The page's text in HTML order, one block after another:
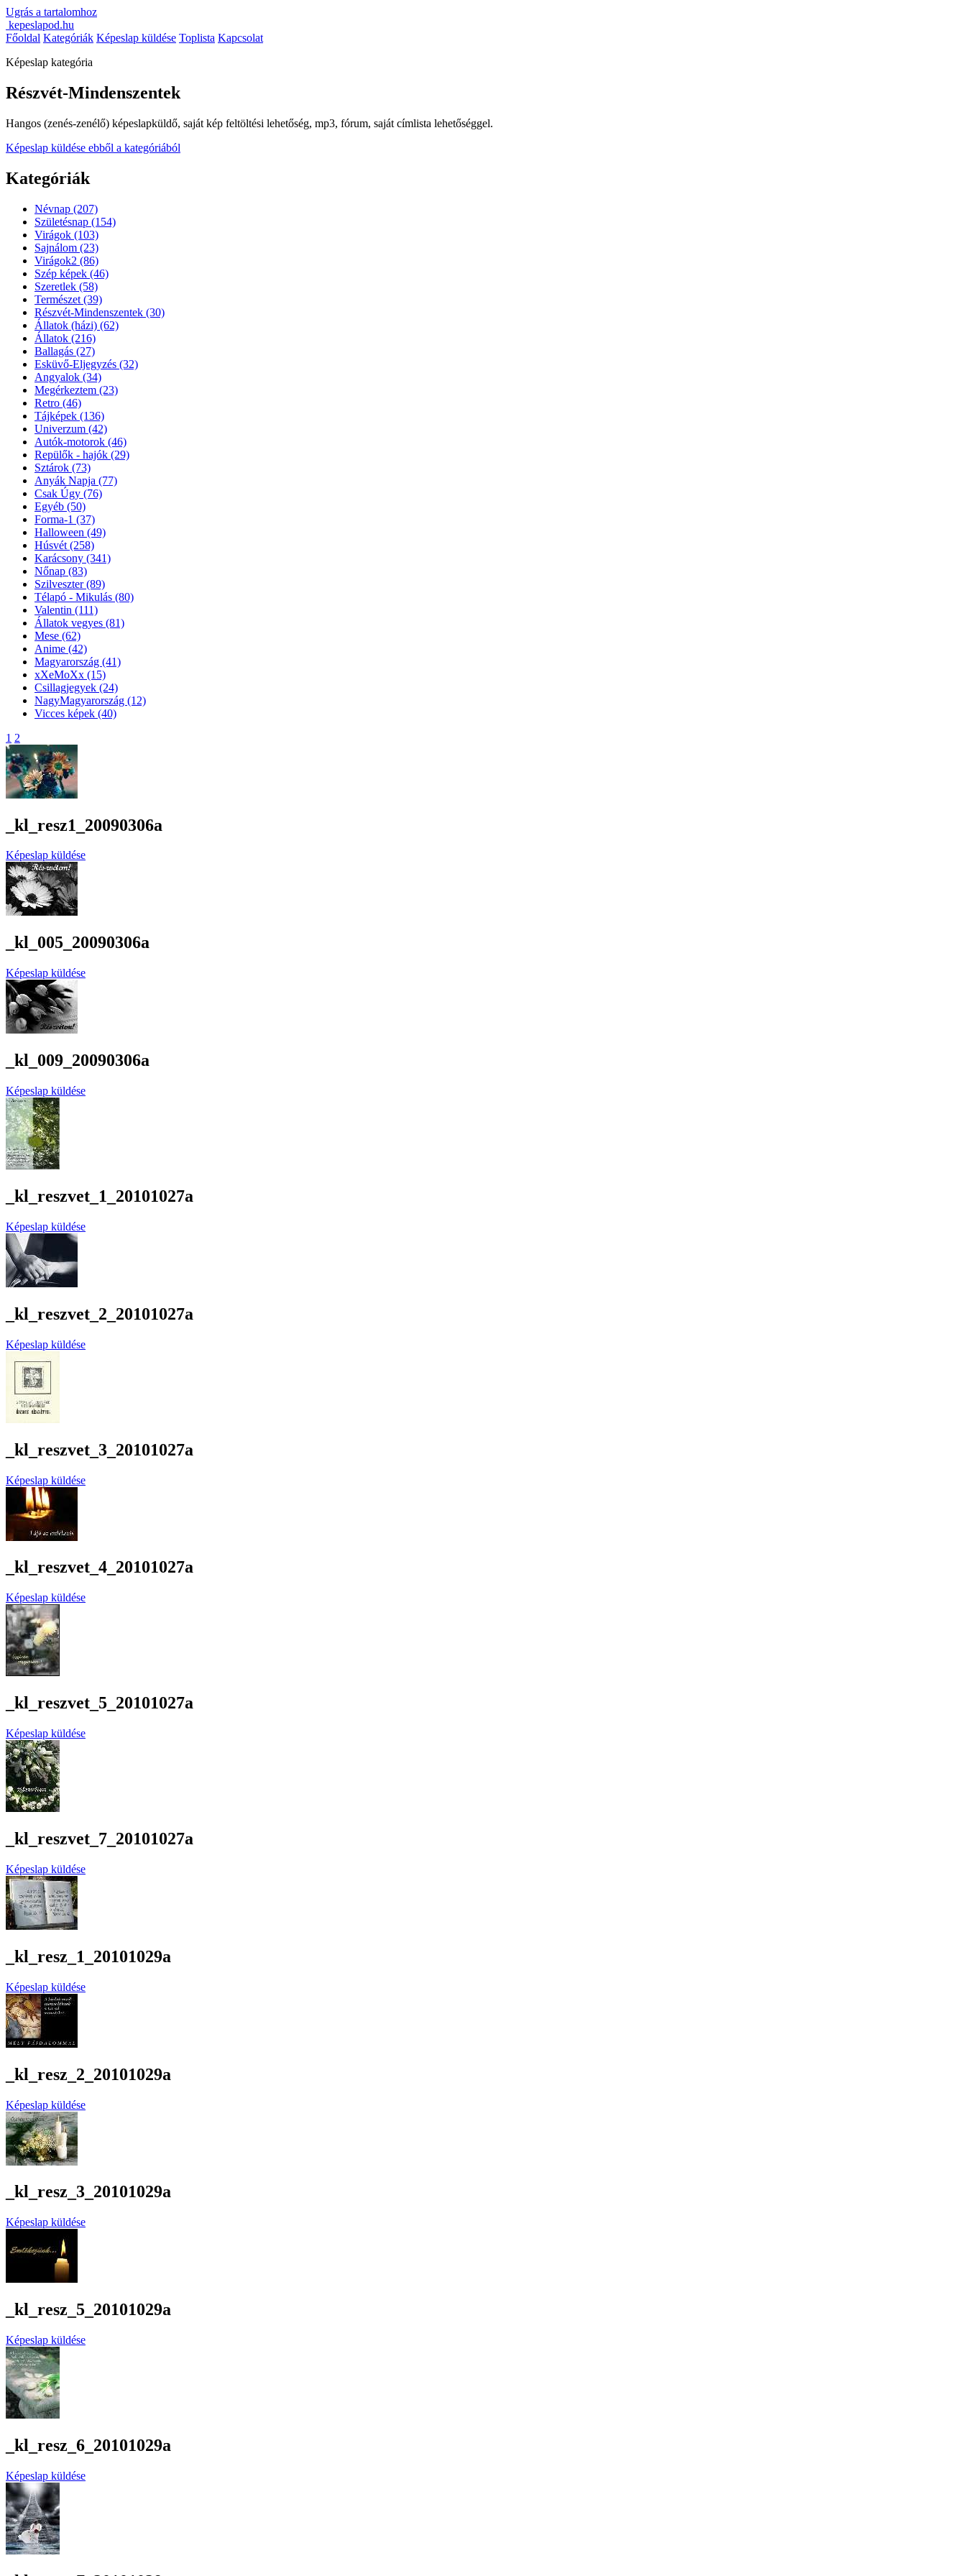
Ugrás a tartalomhoz
kepeslapod.hu
Főoldal Kategóriák Képeslap küldése Toplista Kapcsolat
Képeslap kategória
Részvét-Mindenszentek
Hangos (zenés-zenélő) képeslapküldő, saját kép feltöltési lehetőség, mp3, fórum, saját címlista lehetőséggel.
Képeslap küldése ebből a kategóriából
Kategóriák
Névnap (207)
Születésnap (154)
Virágok (103)
Sajnálom (23)
Virágok2 (86)
Szép képek (46)
Szeretlek (58)
Természet (39)
Részvét-Mindenszentek (30)
Állatok (házi) (62)
Állatok (216)
Ballagás (27)
Esküvő-Eljegyzés (32)
Angyalok (34)
Megérkeztem (23)
Retro (46)
Tájképek (136)
Univerzum (42)
Autók-motorok (46)
Repülők - hajók (29)
Sztárok (73)
Anyák Napja (77)
Csak Úgy (76)
Egyéb (50)
Forma-1 (37)
Halloween (49)
Húsvét (258)
Karácsony (341)
Nőnap (83)
Szilveszter(89)
Télapó - Mikulás (80)
Valentin (111)
Állatok vegyes (81)
Mese (62)
Anime (42)
Magyarország (41)
xXeMoXx (15)
Csillagjegyek (24)
NagyMagyarország (12)
Vicces képek (40)
1 2
_kl_resz1_20090306a
Képeslap küldése
_kl_005_20090306a
Képeslap küldése
_kl_009_20090306a
Képeslap küldése
_kl_reszvet_1_20101027a
Képeslap küldése
_kl_reszvet_2_20101027a
Képeslap küldése
_kl_reszvet_3_20101027a
Képeslap küldése
_kl_reszvet_4_20101027a
Képeslap küldése
_kl_reszvet_5_20101027a
Képeslap küldése
_kl_reszvet_7_20101027a
Képeslap küldése
_kl_resz_1_20101029a
Képeslap küldése
_kl_resz_2_20101029a
Képeslap küldése
_kl_resz_3_20101029a
Képeslap küldése
_kl_resz_5_20101029a
Képeslap küldése
_kl_resz_6_20101029a
Képeslap küldése